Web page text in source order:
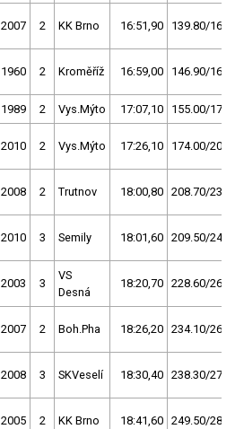
2007 2 KK Brno 16:51,90 139.80/16,0
1960 2 Kroměříž 16:59,00 146.90/16,8
1989 2 Vys.Mýto 17:07,10 155.00/17,8
2010 2 Vys.Mýto 17:26,10 174.00/20,0
2008 2 Trutnov 18:00,80 208.70/23,9
2010 3 Semily 18:01,60 209.50/24,0
2003 3
VS
Desná
18:20,70 228.60/26,2
2007 2 Boh.Pha 18:26,20 234.10/26,8
2008 3 SKVeselí 18:30,40 238.30/27,3
2005 2 KK Brno 18:41,60 249.50/28,6